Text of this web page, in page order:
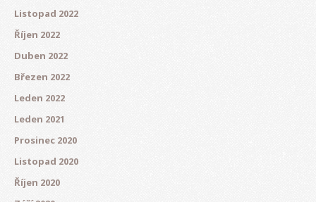
Listopad 2022
Říjen 2022
Duben 2022
Březen 2022
Leden 2022
Leden 2021
Prosinec 2020
Listopad 2020
Říjen 2020